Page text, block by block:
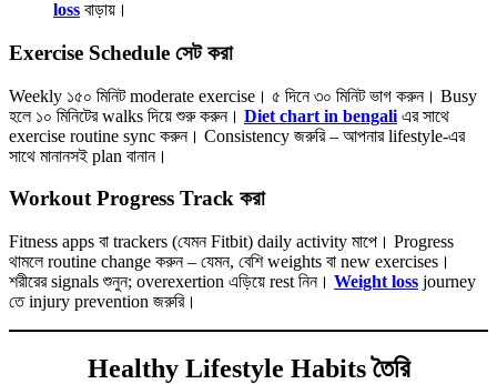
loss বাড়ায়।
Exercise Schedule সেট করা
Weekly ১৫০ মিনিট moderate exercise। ৫ দিনে ৩০ মিনিট ভাগ করুন। Busy
হলে ১০ মিনিটের walks দিয়ে শুরু করুন। Diet chart in bengali এর সাথে
exercise routine sync করুন। Consistency জরুরি – আপনার lifestyle-এর
সাথে মানানসই plan বানান।
Workout Progress Track করা
Fitness apps বা trackers (যেমন Fitbit) daily activity মাপে। Progress
থামলে routine change করুন – যেমন, বেশি weights বা new exercises।
শরীরের signals শুনুন; overexertion এড়িয়ে rest নিন। Weight loss journey
তে injury prevention জরুরি।
Healthy Lifestyle Habits তৈরি